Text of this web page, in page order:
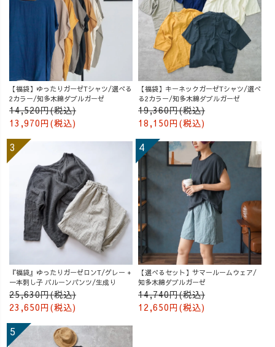
【福袋】ゆったりガーゼTシャツ/選べる
2カラー/知多木綿ダブルガーゼ
14,520円(税込)
13,970円(税込)
【福袋】キーネックガーゼTシャツ/選べ
る2カラー/知多木綿ダブルガーゼ
19,360円(税込)
18,150円(税込)
『福袋』ゆったりガーゼロンT/グレー +
一本刺し子 バルーンパンツ/生成り
25,630円(税込)
23,650円(税込)
【選べるセット】サマールームウェア/
知多木綿ダブルガーゼ
14,740円(税込)
12,650円(税込)